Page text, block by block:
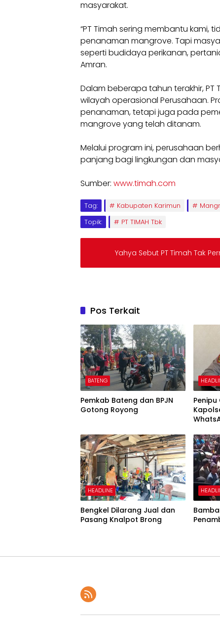
masyarakat.
“PT Timah sering membantu kami,
penanaman mangrove. Tapi
seperti budidaya perikanan,
Amran.
Dalam beberapa tahun terakhir,
wilayah operasional Perusahaan.
penanaman, tetapi juga pada
mangrove yang telah ditanam.
Melalui program ini, perusahaan
panjang bagi lingkungan dan
Sumber: www.timah.com
Tag: Kabupaten Karimun
Topik:
PT TIMAH Tbk
Yahya Sebut PT Timah Tak
Pos Terkait
BATENG
Pemkab Bateng dan BPJN
Gotong Royong
HEADLINE
Bengkel Dilarang Jual dan
Pasang Knalpot Brong